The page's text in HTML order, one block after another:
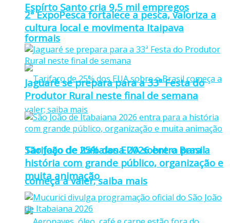
Espírto Santo cria 9,5 mil empregos
formais
Tarifaço de 25% dos EUA sobre o Brasil
começa a valer; saiba mais
2ª ExpoPesca fortalece a pesca, valoriza a
cultura local e movimenta Itaipava
Jaguaré se prepara para a 33ª Festa do
Produtor Rural neste final de semana
São João de Itabaiana 2026 entra para a
história com grande público, organização e
muita animação